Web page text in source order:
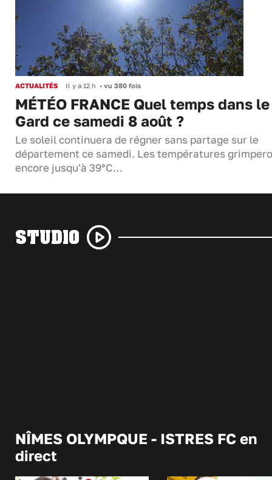
ACTUALITÉS Il y a 12 h • vu 380 fois
MÉTÉO FRANCE Quel temps dans le
Gard ce samedi 8 août ?
Le soleil continuera de régner sans partage sur le
département ce samedi. Les températures
encore jusqu'à 39°C…
STUDIO
NÎMES OLYMPQUE - ISTRES FC en
direct